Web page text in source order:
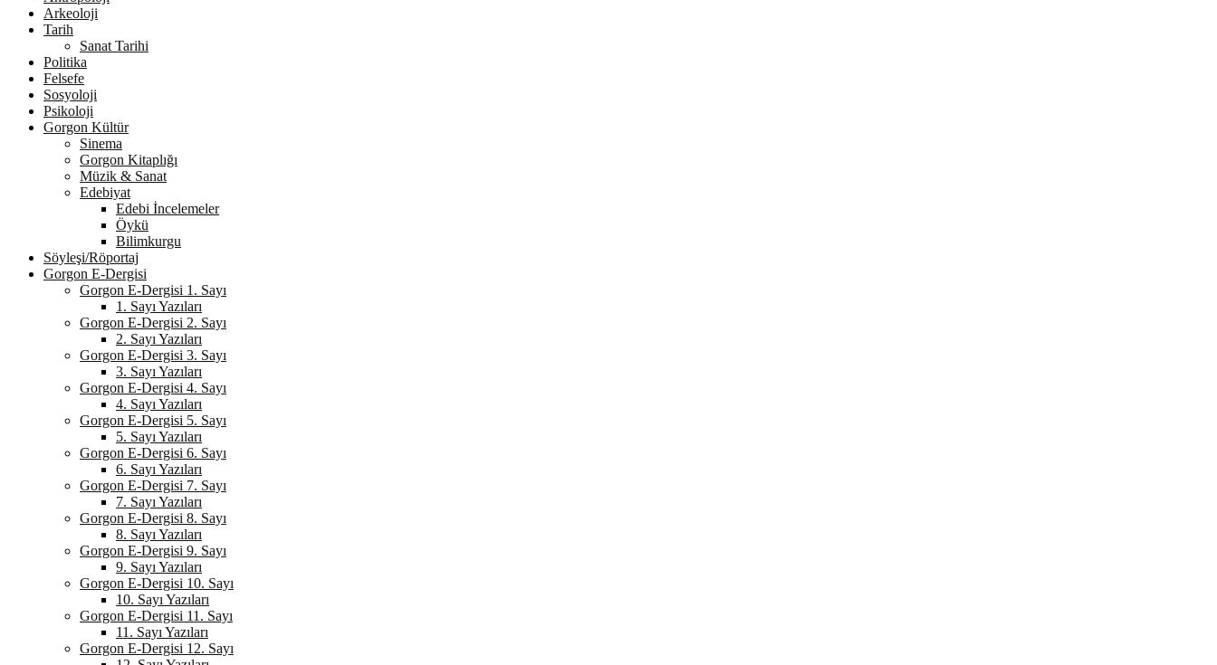
Arkeoloji
Tarih
Sanat Tarihi
Politika
Felsefe
Sosyoloji
Psikoloji
Gorgon Kültür
Sinema
Gorgon Kitaplığı
Müzik & Sanat
Edebiyat
Edebi İncelemeler
Öykü
Bilimkurgu
Söyleşi/Röportaj
Gorgon E-Dergisi
Gorgon E-Dergisi 1. Sayı
1. Sayı Yazıları
Gorgon E-Dergisi 2. Sayı
2. Sayı Yazıları
Gorgon E-Dergisi 3. Sayı
3. Sayı Yazıları
Gorgon E-Dergisi 4. Sayı
4. Sayı Yazıları
Gorgon E-Dergisi 5. Sayı
5. Sayı Yazıları
Gorgon E-Dergisi 6. Sayı
6. Sayı Yazıları
Gorgon E-Dergisi 7. Sayı
7. Sayı Yazıları
Gorgon E-Dergisi 8. Sayı
8. Sayı Yazıları
Gorgon E-Dergisi 9. Sayı
9. Sayı Yazıları
Gorgon E-Dergisi 10. Sayı
10. Sayı Yazıları
Gorgon E-Dergisi 11. Sayı
11. Sayı Yazıları
Gorgon E-Dergisi 12. Sayı